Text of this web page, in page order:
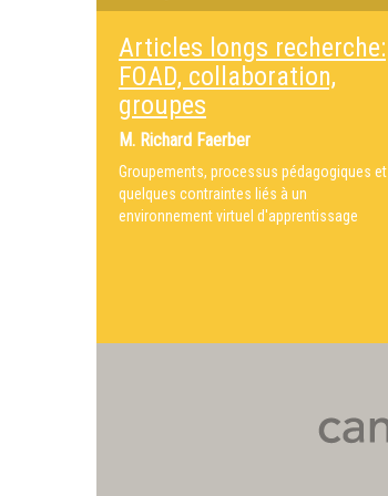
Articles longs recherche:
FOAD, collaboration,
groupes
M. Richard Faerber
Groupements, processus pédagogiques et
quelques contraintes liés à un
environnement virtuel d'apprentissage